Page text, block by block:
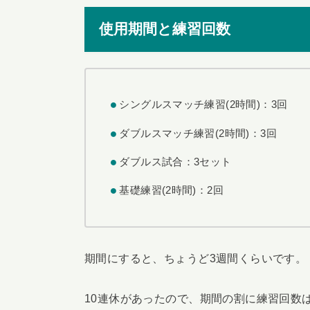
使用期間と練習回数
シングルスマッチ練習(2時間)：3回
ダブルスマッチ練習(2時間)：3回
ダブルス試合：3セット
基礎練習(2時間)：2回
期間にすると、ちょうど3週間くらいです。
10連休があったので、期間の割に練習回数